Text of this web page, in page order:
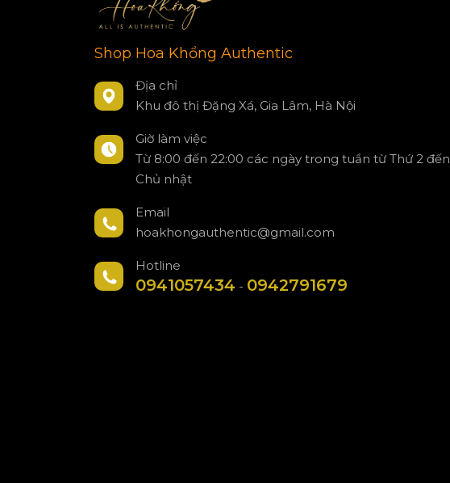
Shop Hoa Khổng Authentic
Địa chỉ
Khu đô thị Đặng Xá, Gia Lâm, Hà Nội
Giờ làm việc
Từ 8:00 đến 22:00 các ngày trong tuần từ Thứ 2 đến
Chủ nhật
Email
hoakhongauthentic@gmail.com
Hotline
0941057434 - 0942791679